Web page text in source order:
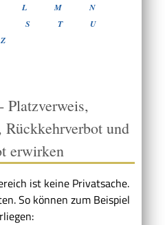
L M
N
S T
U
Z
Platzverweis,
Rückkehrverbot und
erwirken
ist keine Privatsache.
So können zum Beispiel